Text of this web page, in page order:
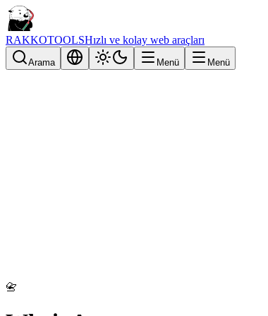
RAKKOTOOLSHızlı ve kolay web araçları
Arama Menü Menü
📇